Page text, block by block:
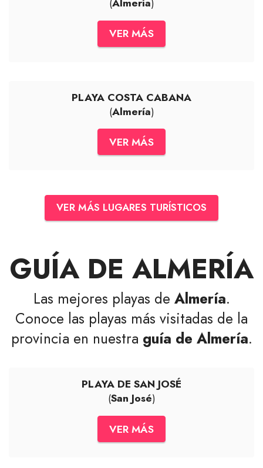
VER MÁS
PLAYA COSTA CABANA
(Almería)
VER MÁS
VER MÁS LUGARES TURÍSTICOS
GUÍA DE ALMERÍA
Las mejores playas de Almería.
Conoce las playas más visitadas de la
provincia en nuestra guía de Almería.
PLAYA DE SAN JOSÉ
(San José)
VER MÁS